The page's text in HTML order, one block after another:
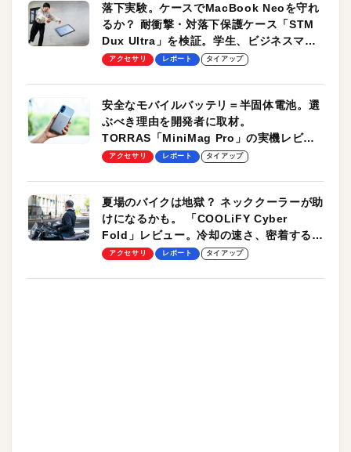
落下実験。ケースでMacBook Neoを守れ
るか？ 耐衝撃・対落下保護ケース「STM
Dux Ultra」を検証。学生、ビジネスマン
のモバイルユースに最適！
アクセサリ レポート タイアップ
安全なモバイルバッテリ＝半固体電池。選
ぶべき理由を開発者に取材。
TORRAS「MiniMag Pro」の実機レビュ
ーも
アクセサリ レポート タイアップ
夏場のバイクは地獄？ ネッククーラーが助
けになるかも。 「COOLiFY Cyber
Fold」レビュー。冷却の速さ、密着する冷
却プレート、シンプルな操作性がグッド！
アクセサリ レポート タイアップ